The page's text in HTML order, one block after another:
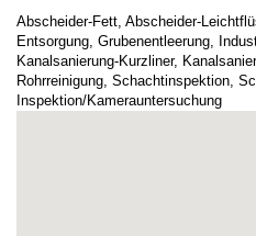
Abscheider-Fett, Abscheider-
Entsorgung, Grubenentleerung,
Kanalsanierung-Kurzliner,
Rohrreinigung, Schachtinspektion,
Inspektion/Kamerauntersuchung